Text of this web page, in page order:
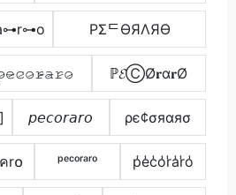
PΣᄃӨЯΛЯӨ
ℙ𝓔ⒸØ𝐫α𝐫Ø
𝘱𝘦𝘤𝘰𝘳𝘢𝘳𝘰 ρє¢σяαяσ
r໐ ᵖᵉᶜᵒʳᵃʳᵒ p̾e̾c̾o̾r̾a̾r̾o̾